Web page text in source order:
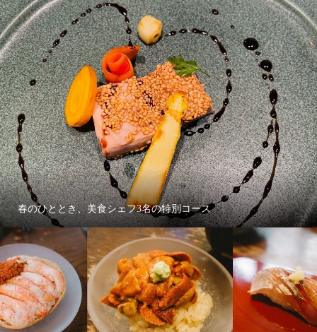
春のひととき、美食シェフ3名の特別コース